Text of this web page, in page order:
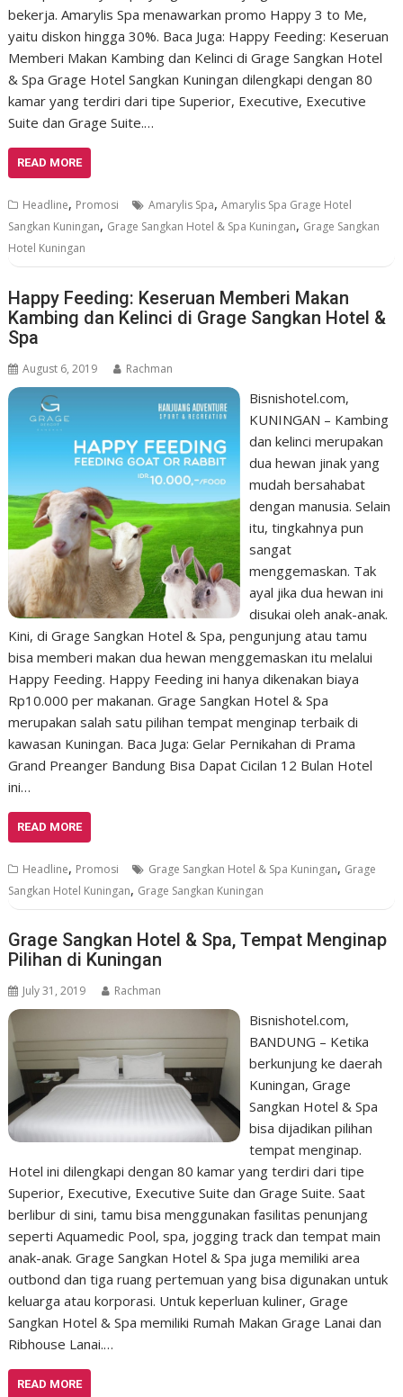
bekerja. Amarylis Spa menawarkan promo Happy 3 to Me,
yaitu diskon hingga 30%. Baca Juga: Happy Feeding: Keseruan
Memberi Makan Kambing dan Kelinci di Grage Sangkan Hotel
& Spa Grage Hotel Sangkan Kuningan dilengkapi dengan 80
kamar yang terdiri dari tipe Superior, Executive, Executive
Suite dan Grage Suite.…
READ MORE
Headline, Promosi Amarylis Spa,Amarylis Spa Grage Hotel
Sangkan Kuningan, Grage Sangkan Hotel & Spa Kuningan, Grage Sangkan
Hotel Kuningan
Happy Feeding: Keseruan Memberi Makan
Kambing dan Kelinci di Grage Sangkan Hotel &
Spa
August 6, 2019 Rachman
Bisnishotel.com,
KUNINGAN – Kambing
dan kelinci merupakan
dua hewan jinak yang
mudah bersahabat
dengan manusia. Selain
itu, tingkahnya pun
sangat
menggemaskan. Tak
ayal jika dua hewan ini
disukai oleh anak-anak.
Kini, di Grage Sangkan Hotel & Spa, pengunjung atau tamu
bisa memberi makan dua hewan menggemaskan itu melalui
Happy Feeding. Happy Feeding ini hanya dikenakan biaya
Rp10.000 per makanan. Grage Sangkan Hotel & Spa
merupakan salah satu pilihan tempat menginap terbaik di
kawasan Kuningan. Baca Juga: Gelar Pernikahan di Prama
Grand Preanger Bandung Bisa Dapat Cicilan 12 Bulan Hotel
ini…
READ MORE
Headline, Promosi Grage Sangkan Hotel & Spa Kuningan, Grage
Sangkan Hotel Kuningan, Grage Sangkan Kuningan
Grage Sangkan Hotel & Spa, Tempat Menginap
Pilihan di Kuningan
July 31, 2019 Rachman
Bisnishotel.com,
BANDUNG – Ketika
berkunjung ke daerah
Kuningan, Grage
Sangkan Hotel & Spa
bisa dijadikan pilihan
tempat menginap.
Hotel ini dilengkapi dengan 80 kamar yang terdiri dari tipe
Superior, Executive, Executive Suite dan Grage Suite. Saat
berlibur di sini, tamu bisa menggunakan fasilitas penunjang
seperti Aquamedic Pool, spa, jogging track dan tempat main
anak-anak. Grage Sangkan Hotel & Spa juga memiliki area
outbond dan tiga ruang pertemuan yang bisa digunakan untuk
keluarga atau korporasi. Untuk keperluan kuliner, Grage
Sangkan Hotel & Spa memiliki Rumah Makan Grage Lanai dan
Ribhouse Lanai.…
READ MORE